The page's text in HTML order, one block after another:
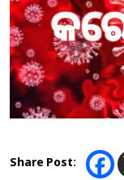
Share Post: